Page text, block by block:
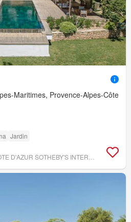
Maritimes, Provence-Alpes-Côte
Jardin